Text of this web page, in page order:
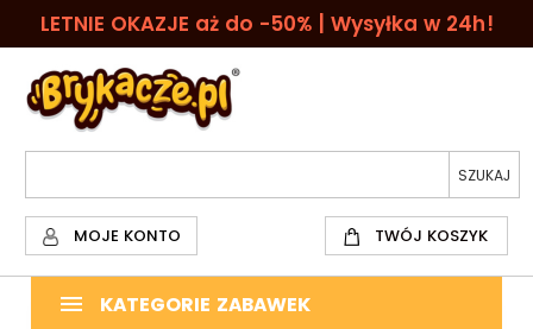
LETNIE OKAZJE aż do -50% | Wysyłka w 24h!
MOJE KONTO TWÓJ KOSZYK
KATEGORIE ZABAWEK